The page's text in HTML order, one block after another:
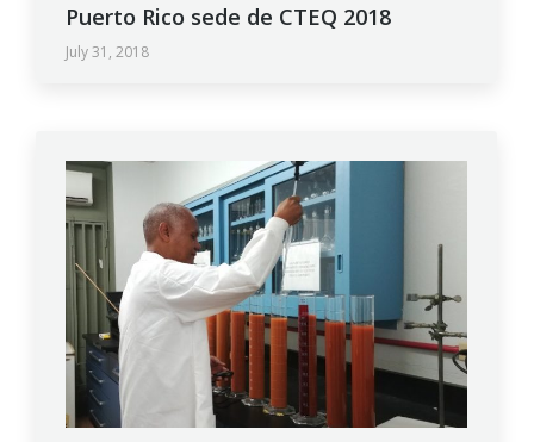
Puerto Rico sede de CTEQ 2018
July 31, 2018